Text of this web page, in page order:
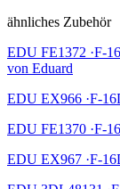
ähnliches Zubehör
EDU FE1372 ·F-
von Eduard
EDU EX966 ·F-
EDU FE1370 ·F-
EDU EX967 ·F-